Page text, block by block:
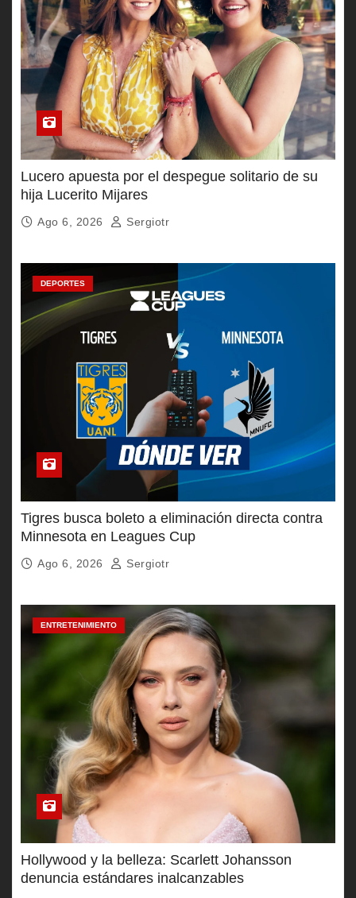
Lucero apuesta por el despegue solitario de su
hija Lucerito Mijares
Ago 6, 2026 Sergiotr
DEPORTES
Tigres busca boleto a eliminación directa contra
Minnesota en Leagues Cup
Ago 6, 2026 Sergiotr
ENTRETENIMIENTO
Hollywood y la belleza: Scarlett Johansson
denuncia estándares inalcanzables